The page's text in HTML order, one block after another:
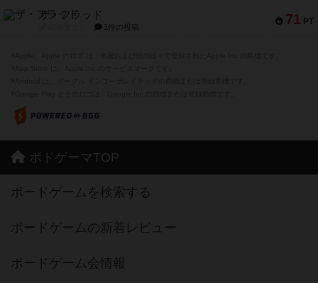
71 PT
ザ・フラッド
1件の投稿
ボドゲーマTOP
ボードゲームを検索する
ボードゲームの新着レビュー
ボードゲーム会情報